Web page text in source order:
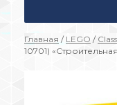
Главная / LEGO /
10701)